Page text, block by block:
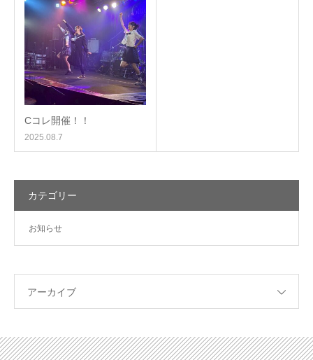
Cコレ開催！！
2025.08.7
カテゴリー
お知らせ
アーカイブ